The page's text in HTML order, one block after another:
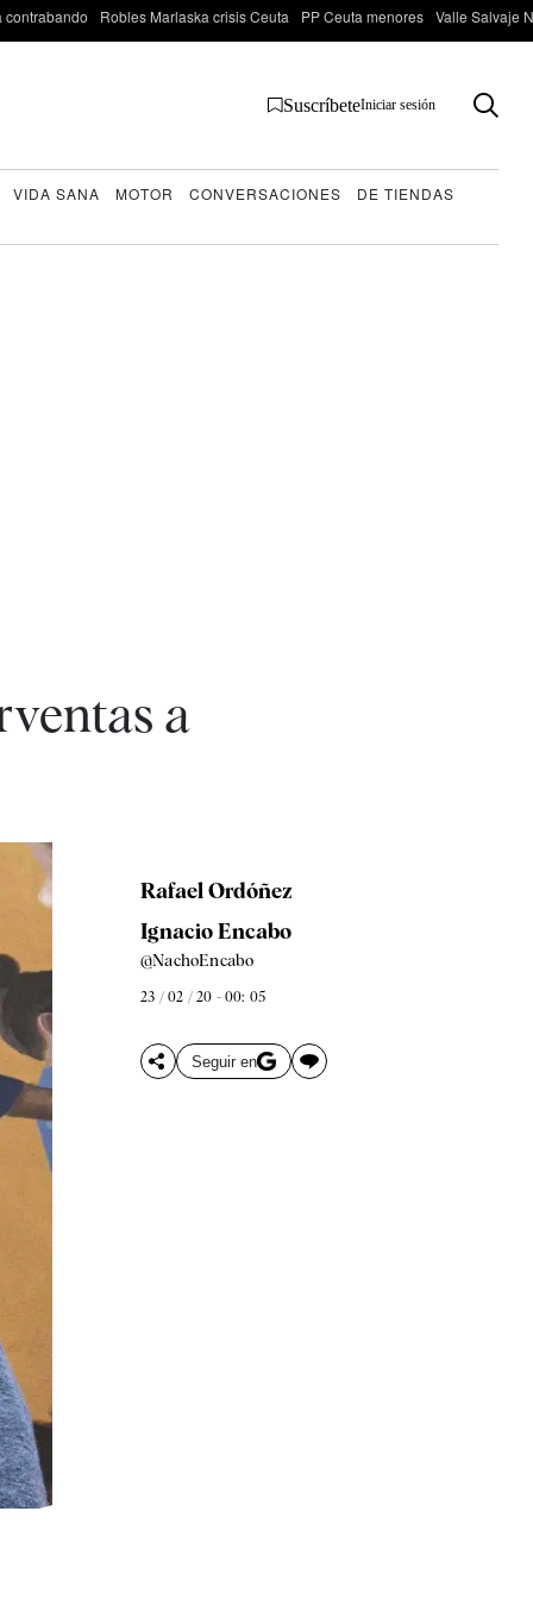
contrabando Robles Marlaska crisis Ceuta PP Ceuta menores Valle Salvaje
SuscríbeteIniciar sesión
VIDA SANA MOTOR CONVERSACIONES
DE TIENDAS
a
Rafael Ordóñez
Ignacio Encabo
@NachoEncabo
23 / 02 / 20 - 00: 05
Seguir en